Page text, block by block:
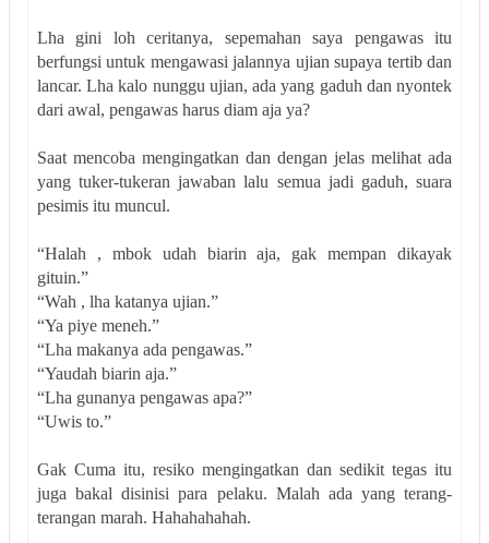
Lha gini loh ceritanya, sepemahan saya pengawas itu
berfungsi untuk mengawasi jalannya ujian supaya tertib dan
lancar. Lha kalo nunggu ujian, ada yang gaduh dan nyontek
dari awal, pengawas harus diam aja ya?
Saat mencoba mengingatkan dan dengan jelas melihat ada
yang tuker-tukeran jawaban lalu semua jadi gaduh, suara
pesimis itu muncul.
“Halah , mbok udah biarin aja, gak mempan dikayak
gituin.”
“Wah , lha katanya ujian.”
“Ya piye meneh.”
“Lha makanya ada pengawas.”
“Yaudah biarin aja.”
“Lha gunanya pengawas apa?”
“Uwis to.”
Gak Cuma itu, resiko mengingatkan dan sedikit tegas itu
juga bakal disinisi para pelaku. Malah ada yang terang-
terangan marah. Hahahahahah.